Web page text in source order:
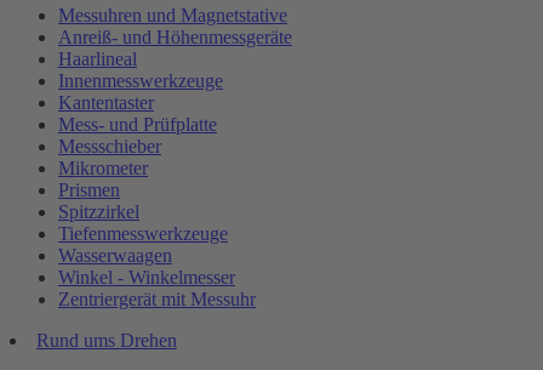
Messuhren und Magnetstative
Anreiß- und Höhenmessgeräte
Haarlineal
Innenmesswerkzeuge
Kantentaster
Mess- und Prüfplatte
Messschieber
Mikrometer
Prismen
Spitzzirkel
Tiefenmesswerkzeuge
Wasserwaagen
Winkel - Winkelmesser
Zentriergerät mit Messuhr
Rund ums Drehen